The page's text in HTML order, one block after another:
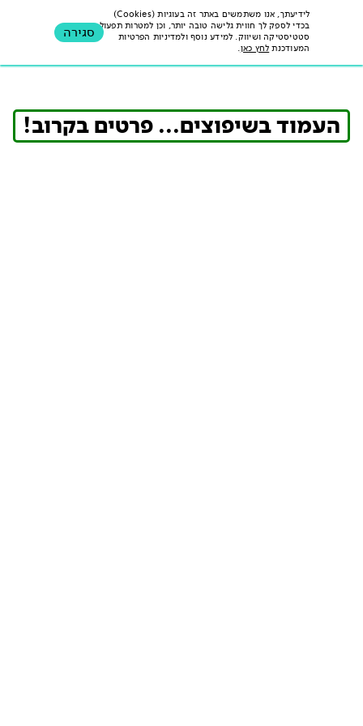
בכדי לספק לך חווית גלישה טובה יותר, וכן למטרות
תפעול, סטטיסטיקה ושיווק. למידע נוסף ולמדיניות
העמוד בשיפוצים... פרטים בקרוב!
לידיעתך, אנו משתמשים באתר זה בעוגיות (Cookies)
בכדי לספק לך חווית גלישה טובה יותר, וכן למטרות תפעול,
סטטיסטיקה ושיווק. למידע נוסף ולמדיניות הפרטיות
המעודכנת לחץ כאן.
סגירה